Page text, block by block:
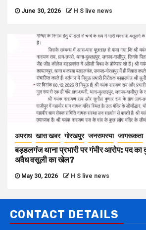
June 30, 2026 H S live news
अपराध खास खबर गोरखपुर जनसमस्या जागरूकता
बड़हलगंज थाना प्रभारी पर गंभीर आरोप: पद
अवैध वसूली का खेल?
May 30, 2026 H S live news
CONTACT DETAILS